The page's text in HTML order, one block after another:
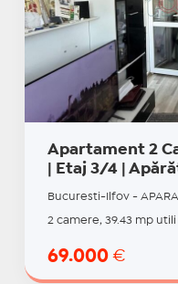
Apartament 2
| Etaj 3/4 |
Bucuresti-Ilfov -
2 camere, 39.43 mp utili
69.000 €